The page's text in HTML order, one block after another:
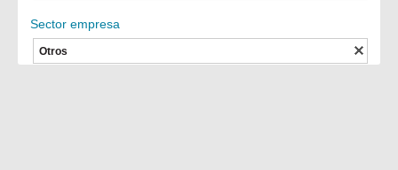
Sector empresa
Otros